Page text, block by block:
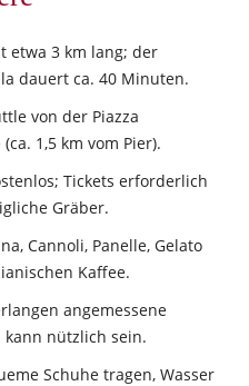
etwa 3 km lang; der
dauert ca. 40 Minuten.
von der Piazza
1,5 km vom Pier).
Tickets erforderlich
Gräber.
Cannoli, Panelle, Gelato
Kaffee.
angemessene
nützlich sein.
Schuhe tragen, Wasser